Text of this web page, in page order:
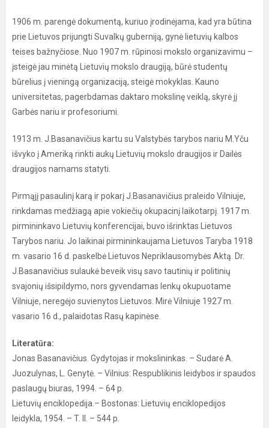
1906 m. parengė dokumentą, kuriuo įrodinėjama, kad yra būtina
prie Lietuvos prijungti Suvalkų guberniją, gynė lietuvių kalbos
teises bažnyčiose. Nuo 1907 m. rūpinosi mokslo organizavimu –
įsteigė jau minėtą Lietuvių mokslo draugiją, būrė studentų
būrelius į vieningą organizaciją, steigė mokyklas. Kauno
universitetas, pagerbdamas daktaro mokslinę veiklą, skyrė jį
Garbės nariu ir profesoriumi.
1913 m. J.Basanavičius kartu su Valstybės tarybos nariu M.Yču
išvyko į Ameriką rinkti aukų Lietuvių mokslo draugijos ir Dailės
draugijos namams statyti.
Pirmąjį pasaulinį karą ir pokarį J.Basanavičius praleido Vilniuje,
rinkdamas medžiagą apie vokiečių okupacinį laikotarpį. 1917 m.
pirmininkavo Lietuvių konferencijai, buvo išrinktas Lietuvos
Tarybos nariu. Jo laikinai pirmininkaujama Lietuvos Taryba 1918
m. vasario 16 d. paskelbė Lietuvos Nepriklausomybės Aktą. Dr.
J.Basanavičius sulaukė beveik visų savo tautinių ir politinių
svajonių išsipildymo, nors gyvendamas lenkų okupuotame
Vilniuje, neregėjo suvienytos Lietuvos. Mirė Vilniuje 1927 m.
vasario 16 d., palaidotas Rasų kapinėse.
Literatūra:
Jonas Basanavičius. Gydytojas ir mokslininkas. – Sudarė A.
Juozulynas, L. Genytė. – Vilnius: Respublikinis leidybos ir spaudos
paslaugų biuras, 1994. – 64 p.
Lietuvių enciklopedija.– Bostonas: Lietuvių enciklopedijos
leidykla, 1954. – T. II. – 544 p.